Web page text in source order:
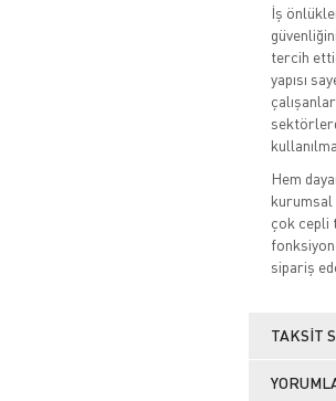
İş
tercih
yapısı
Hem
kurumsal
çok cepli
sipariş
TAKSIT